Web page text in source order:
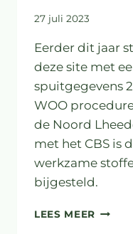
27 juli 2023
Eerder dit jaar
deze site met
spuitgegevens
WOO
de Noord
met het CBS is
werkzame
bijgesteld.
LEES MEER